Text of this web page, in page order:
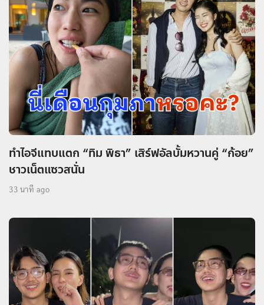
ทำไอจีแทบแตก “ทิม พิธา” เสิร์ฟอัลบั้มหวานคู่ “ก้อย”
ชาวเน็ตแซวสนั่น
33 นาที ago